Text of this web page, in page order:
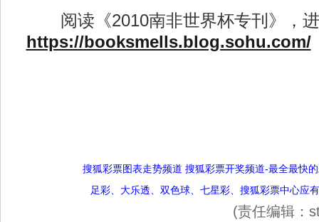
阅读《2010南非世界杯专刊》，进
https://booksmells.blog.sohu.com/
搜狐彩票图表走势频道 搜狐彩票开奖频道-最全最快
足彩、大乐透、双色球、七星彩、搜狐彩票中心应
(责任编辑：